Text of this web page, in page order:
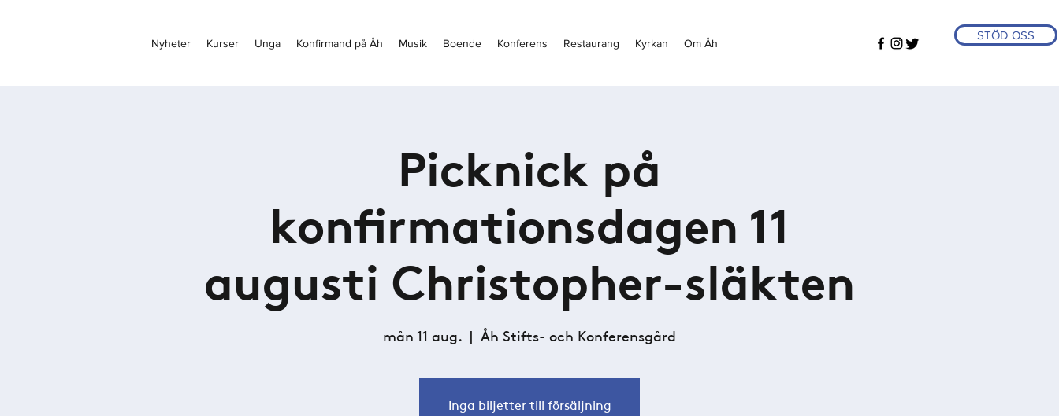
STÖD OSS
Nyheter Kurser Unga Konfirmand på Åh Musik Boende Konferens Restaurang Kyrkan Om Åh
Picknick på
konfirmationsdagen 11
augusti Christopher-släkten
mån 11 aug.
  |
Åh Stifts- och Konferensgård
Inga biljetter till försäljning